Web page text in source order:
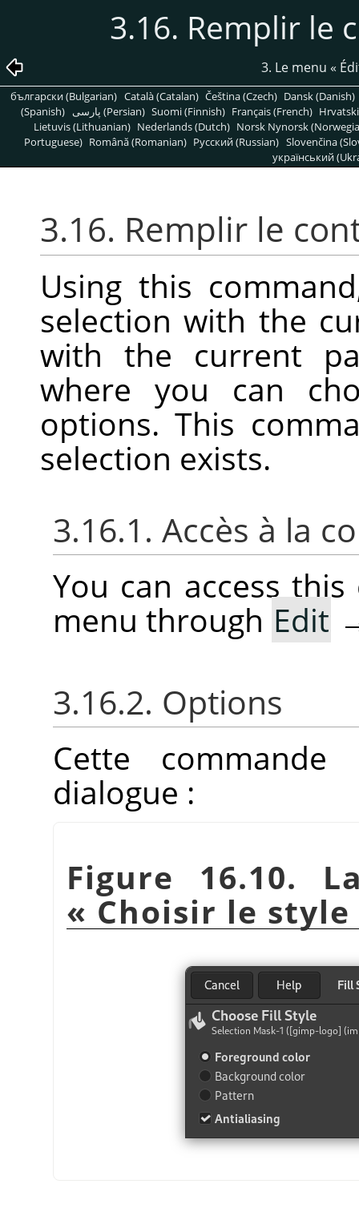
3.16. Remplir le
3. Le menu «
български (Bulgarian) Català (Catalan) Čeština (Czech) Dansk (Danish)
(Spanish)
پارسی (Persian) Suomi (Finnish) Français (French)
Lietuvis (Lithuanian) Nederlands (Dutch) Norsk Nynorsk
Portuguese) Română (Romanian) Pусский (Russian) Slovenčina
український
3.16. Remplir le
Using this
selection with the
with the current
where you can
options. This
selection exists.
3.16.1. Accès à la
You can access
menu through Edit
3.16.2. Options
Cette
dialogue :
Figure 16.10.
« Choisir le